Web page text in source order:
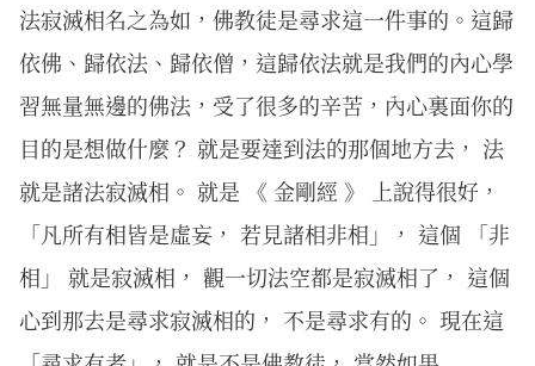
法寂滅相名之為如，佛教徒是尋求這一件事的。這歸
依佛、歸依法、歸依僧，這歸依法就是我們的內心學
習無量無邊的佛法，受了很多的辛苦，內心裏面你的
目的是想做什麼？ 就是要達到法的那個地方去， 法
就是諸法寂滅相。 就是 《 金剛經 》 上說得很好，
「凡所有相皆是虛妄， 若見諸相非相」， 這個 「非
相」 就是寂滅相， 觀一切法空都是寂滅相了， 這個
心到那去是尋求寂滅相的， 不是尋求有的。 現在這